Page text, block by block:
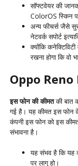
सॉफ्टवेयर की
ColorOS स्किन
अन्य फीचर्स जैसे
नेटवर्क सपोर्ट
क्योंकि
रखना होगा कि वो
Oppo
इस फोन कीकीमतकी बात
गई है। यह कीमत इस फोन
कंपनी इस फोन को इस
संभावना है।
यह संभव है कि यह
पर लागू हो।